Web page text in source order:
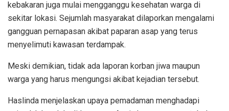
kebakaran juga mulai mengganggu kesehatan warga di
sekitar lokasi. Sejumlah masyarakat dilaporkan mengalami
gangguan pernapasan akibat paparan asap yang terus
menyelimuti kawasan terdampak.
Meski demikian, tidak ada laporan korban jiwa maupun
warga yang harus mengungsi akibat kejadian tersebut.
Haslinda menjelaskan upaya pemadaman menghadapi